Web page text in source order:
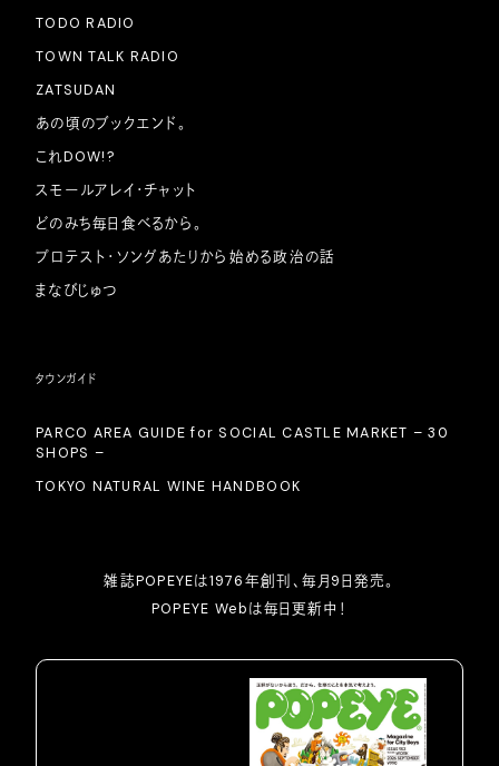
TODO RADIO
TOWN TALK RADIO
ZATSUDAN
あの頃のブックエンド。
これDOW!?
スモールアレイ・チャット
どのみち毎日食べるから。
プロテスト・ソングあたりから始める政治の話
まなびじゅつ
タウンガイド
PARCO AREA GUIDE for SOCIAL CASTLE MARKET – 30
SHOPS –
TOKYO NATURAL WINE HANDBOOK
雑誌POPEYEは1976年創刊、毎月9日発売。
POPEYE Webは毎日更新中！